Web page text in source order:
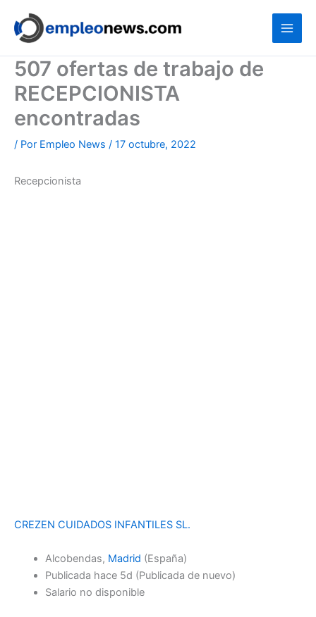
contenido
507 ofertas de trabajo de
RECEPCIONISTA
encontradas
/ Por Empleo News / 17 octubre, 2022
Recepcionista
CREZEN CUIDADOS INFANTILES SL.
Alcobendas, Madrid (España)
Publicada hace 5d (Publicada de nuevo)
Salario no disponible